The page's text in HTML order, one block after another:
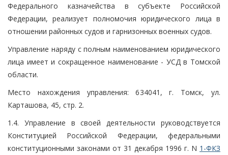
Федерального казначейства в субъекте Российской
Федерации, реализует полномочия юридического лица в
отношении районных судов и гарнизонных военных судов.
Управление наряду с полным наименованием юридического
лица имеет и сокращенное наименование - УСД в Томской
области.
Место нахождения управления: 634041, г. Томск, ул.
Карташова, 45, стр. 2.
1.4. Управление в своей деятельности руководствуется
Конституцией Российской Федерации, федеральными
конституционными законами от 31 декабря 1996 г. N 1-ФКЗ